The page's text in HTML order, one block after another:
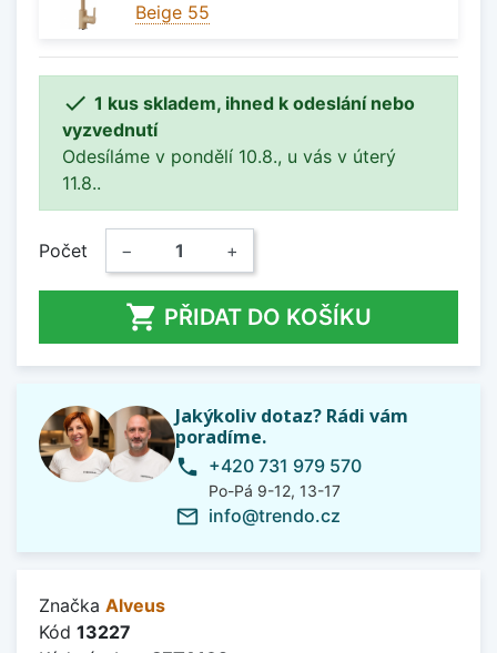
Beige 55
 1 kus skladem, ihned k odeslání nebo
vyzvednutí
Odesíláme v pondělí 10.8., u vás v úterý
11.8..
Počet − +
 PŘIDAT DO KOŠÍKU
Jakýkoliv dotaz? Rádi vám
poradíme.
phone +420 731 979 570
Po-Pá 9-12, 13-17
mail_outline info@trendo.cz
Značka Alveus
Kód 13227